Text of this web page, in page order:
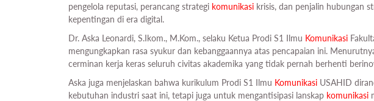
pengelola reputasi, perancang strategi komunikasi krisis, dan penjalin hubungan
kepentingan di era digital.
Dr. Aska Leonardi, S.Ikom., M.Kom., selaku Ketua Prodi S1 Ilmu Komunikasi
mengungkapkan rasa syukur dan kebanggaannya atas pencapaian ini.
cerminan kerja keras seluruh civitas akademika yang tidak pernah berhenti
Aska juga menjelaskan bahwa kurikulum Prodi S1 Ilmu Komunikasi USAHID
kebutuhan industri saat ini, tetapi juga untuk mengantisipasi lanskap komunikasi